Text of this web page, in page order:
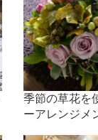
季節の草花を
ーアレンジメ